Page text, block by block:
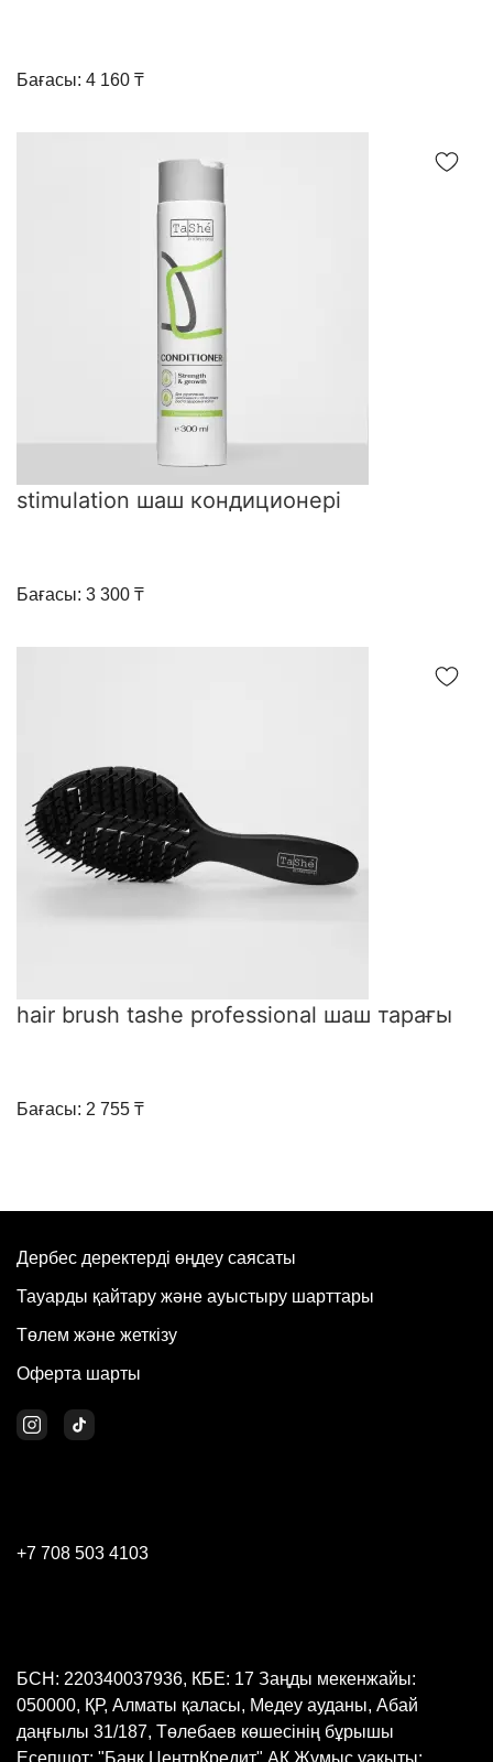
Бағасы: 4 160 ₸
stimulation шаш кондиционері
Бағасы: 3 300 ₸
hair brush tashe professional шаш тарағы
Бағасы: 2 755 ₸
Дербес деректерді өңдеу саясаты
Тауарды қайтару және ауыстыру шарттары
Төлем және жеткізу
Оферта шарты
+7 708 503 4103
БСН: 220340037936, КБЕ: 17 Заңды мекенжайы:
050000, ҚР, Алматы қаласы, Медеу ауданы, Абай
даңғылы 31/187, Төлебаев көшесінің бұрышы
Есепшот: "Банк ЦентрКредит" АҚ Жұмыс уақыты: